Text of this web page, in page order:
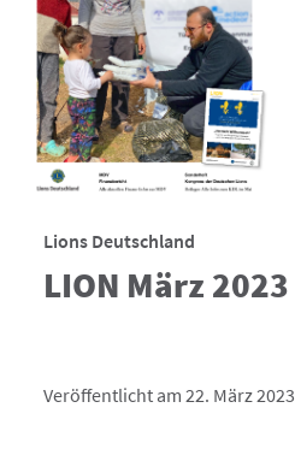
Lions Deutschland
LION März 2023
Veröffentlicht am 22. März 2023